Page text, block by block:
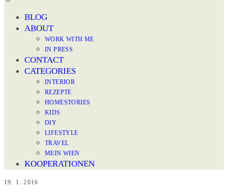
BLOG
ABOUT
WORK WITH ME
IN PRESS
CONTACT
CATEGORIES
INTERIOR
REZEPTE
HOMESTORIES
KIDS
DIY
LIFESTYLE
TRAVEL
MEIN WIEN
KOOPERATIONEN
19. 1. 2016